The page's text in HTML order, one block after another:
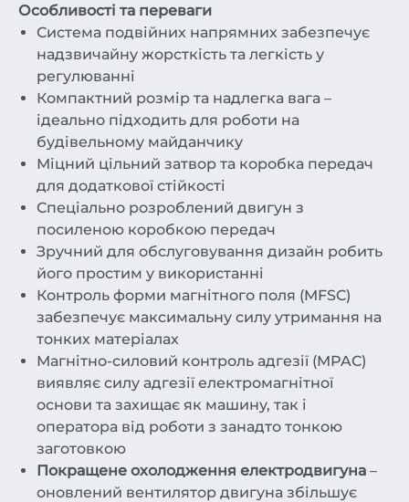
Особливості та переваги
Система подвійних напрямних забезпечує
надзвичайну жорсткість та легкість у
регулюванні
Компактний розмір та надлегка вага –
ідеально підходить для роботи на
будівельному майданчику
Міцний цільний затвор та коробка передач
для додаткової стійкості
Спеціально розроблений двигун з
посиленою коробкою передач
Зручний для обслуговування дизайн робить
його простим у використанні
Контроль форми магнітного поля (MFSC)
забезпечує максимальну силу утримання на
тонких матеріалах
Магнітно-силовий контроль адгезії (MPAC)
виявляє силу адгезії електромагнітної
основи та захищає як машину, так і
оператора від роботи з занадто тонкою
заготовкою
Покращене охолодження електродвигуна –
оновлений вентилятор двигуна збільшує